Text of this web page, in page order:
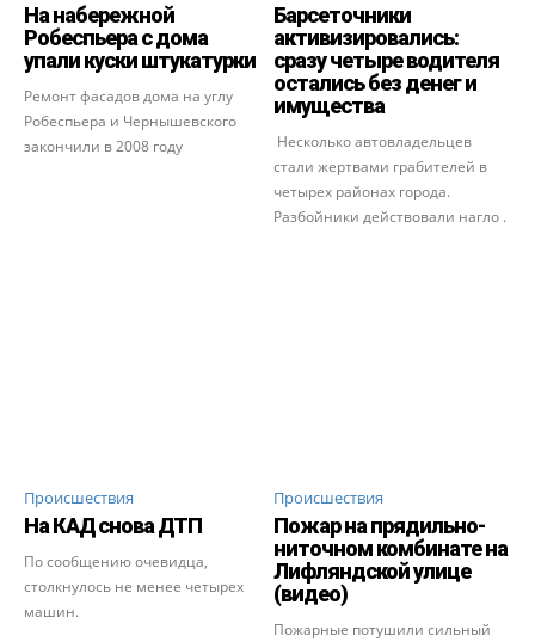
На набережной
Робеспьера с дома
упали куски штукатурки
Ремонт фасадов дома на углу
Робеспьера и Чернышевского
закончили в 2008 году
Барсеточники
активизировались:
сразу четыре водителя
остались без денег и
имущества
Несколько автовладельцев
стали жертвами грабителей в
четырех районах города.
Разбойники действовали нагло .
Происшествия
На КАД снова ДТП
По сообщению очевидца,
столкнулось не менее четырех
машин.
Происшествия
Пожар на прядильно-
ниточном комбинате на
Лифляндской улице
(видео)
Пожарные потушили сильный